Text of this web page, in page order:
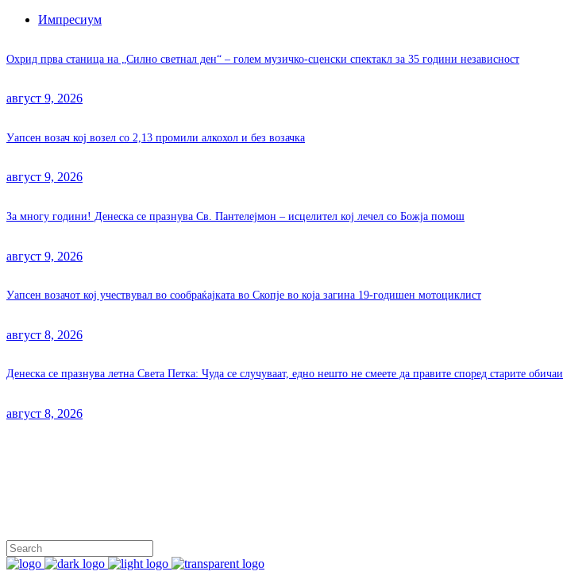
Импресиум
Охрид прва станица на „Силно светнал ден“ – голем музичко-сценски спектакл за 35 години независност
август 9, 2026
Уапсен возач кој возел со 2,13 промили алкохол и без возачка
август 9, 2026
За многу години! Денеска се празнува Св. Пантелејмон – исцелител кој лечел со Божја помош
август 9, 2026
Уапсен возачот кој учествувал во сообраќајката во Скопје во која загина 19-годишен мотоциклист
август 8, 2026
Денеска се празнува летна Света Петка: Чуда се случуваат, едно нешто не смеете да правите според старите обичаи
август 8, 2026